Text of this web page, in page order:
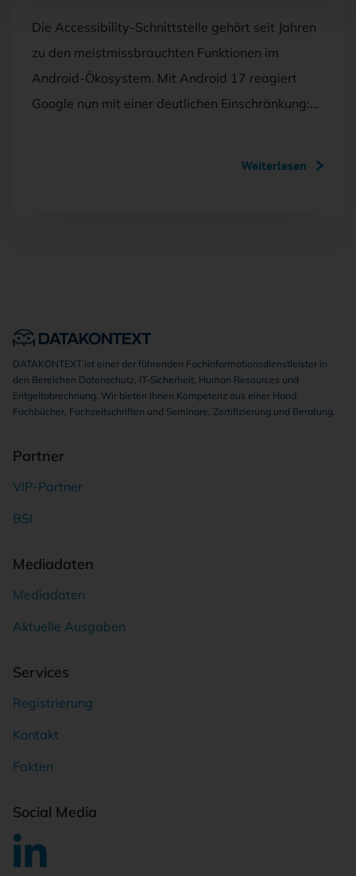
Die Accessibility-Schnittstelle gehört seit Jahren
zu den meistmissbrauchten Funktionen im
Android-Ökosystem. Mit Android 17 reagiert
Google nun mit einer deutlichen Einschränkung:…
Weiterlesen
DATAKONTEXT ist einer der führenden Fachinformationsdienstleister in
den Bereichen Datenschutz, IT-Sicherheit, Human Resources und
Entgeltabrechnung. Wir bieten Ihnen Kompetenz aus einer Hand:
Fachbücher, Fachzeitschriften und Seminare, Zertifizierung und Beratung.
Partner
VIP-Partner
BSI
Mediadaten
Mediadaten
Aktuelle Ausgaben
Services
Registrierung
Kontakt
Fakten
Social Media